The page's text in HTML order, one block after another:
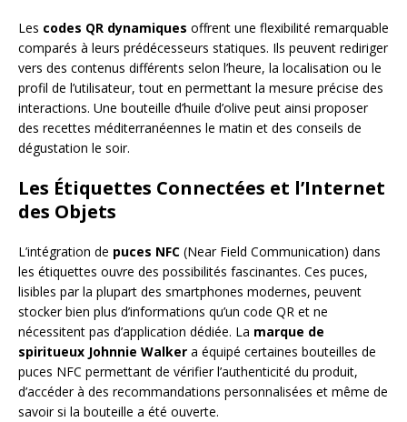
Les codes QR dynamiques offrent une flexibilité remarquable
comparés à leurs prédécesseurs statiques. Ils peuvent rediriger
vers des contenus différents selon l’heure, la localisation ou le
profil de l’utilisateur, tout en permettant la mesure précise des
interactions. Une bouteille d’huile d’olive peut ainsi proposer
des recettes méditerranéennes le matin et des conseils de
dégustation le soir.
Les Étiquettes Connectées et l’Internet
des Objets
L’intégration de puces NFC (Near Field Communication) dans
les étiquettes ouvre des possibilités fascinantes. Ces puces,
lisibles par la plupart des smartphones modernes, peuvent
stocker bien plus d’informations qu’un code QR et ne
nécessitent pas d’application dédiée. La marque de
spiritueux Johnnie Walker a équipé certaines bouteilles de
puces NFC permettant de vérifier l’authenticité du produit,
d’accéder à des recommandations personnalisées et même de
savoir si la bouteille a été ouverte.